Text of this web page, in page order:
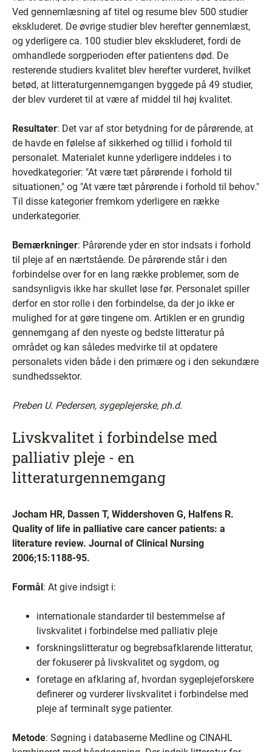
Ved gennemlæsning af titel og resume blev 500 studier
ekskluderet. De øvrige studier blev herefter gennemlæst,
og yderligere ca. 100 studier blev ekskluderet, fordi de
omhandlede sorgperioden efter patientens død. De
resterende studiers kvalitet blev herefter vurderet, hvilket
betød, at litteraturgennemgangen byggede på 49 studier,
der blev vurderet til at være af middel til høj kvalitet.
Resultater: Det var af stor betydning for de pårørende, at
de havde en følelse af sikkerhed og tillid i forhold til
personalet. Materialet kunne yderligere inddeles i to
hovedkategorier: "At være tæt pårørende i forhold til
situationen," og "At være tæt pårørende i forhold til behov."
Til disse kategorier fremkom yderligere en række
underkategorier.
Bemærkninger: Pårørende yder en stor indsats i forhold
til pleje af en nærtstående. De pårørende står i den
forbindelse over for en lang række problemer, som de
sandsynligvis ikke har skullet løse før. Personalet spiller
derfor en stor rolle i den forbindelse, da der jo ikke er
mulighed for at gøre tingene om. Artiklen er en grundig
gennemgang af den nyeste og bedste litteratur på
området og kan således medvirke til at opdatere
personalets viden både i den primære og i den sekundære
sundhedssektor.
Preben U. Pedersen, sygeplejerske, ph.d.
Livskvalitet i forbindelse med
palliativ pleje - en
litteraturgennemgang
Jocham HR, Dassen T, Widdershoven G, Halfens R.
Quality of life in palliative care cancer patients: a
literature review. Journal of Clinical Nursing
2006;15:1188-95.
Formål: At give indsigt i:
internationale standarder til bestemmelse af
livskvalitet i forbindelse med palliativ pleje
forskningslitteratur og begrebsafklarende litteratur,
der fokuserer på livskvalitet og sygdom, og
foretage en afklaring af, hvordan sygeplejeforskere
definerer og vurderer livskvalitet i forbindelse med
pleje af terminalt syge patienter.
Metode: Søgning i databaserne Medline og CINAHL